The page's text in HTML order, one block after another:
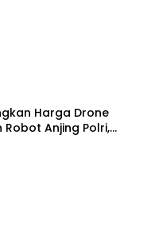
Harga Drone
Anjing Polri,
Lipat